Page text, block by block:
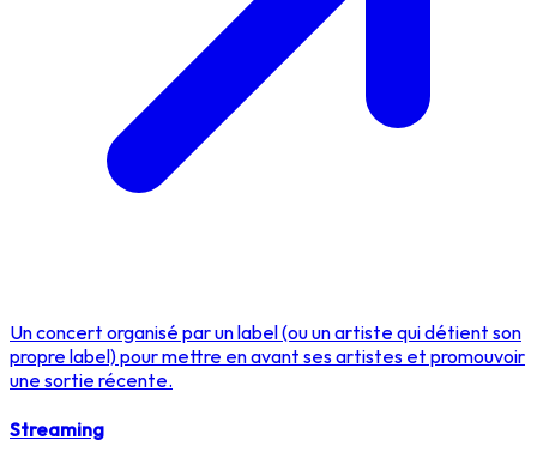
Un concert organisé par un label (ou un artiste qui détient son
propre label) pour mettre en avant ses artistes et promouvoir
une sortie récente.
Streaming